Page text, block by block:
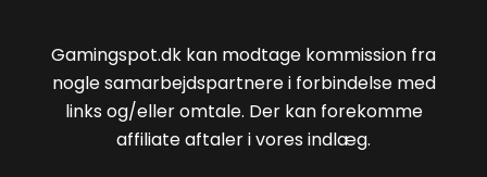
Gamingspot.dk kan modtage kommission fra
nogle samarbejdspartnere i forbindelse med
links og/eller omtale. Der kan forekomme
affiliate aftaler i vores indlæg.